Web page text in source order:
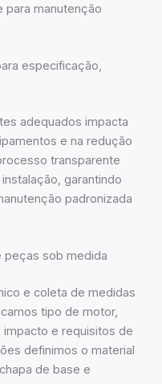
para manutenção
especificação,
adequados impacta
e na redução
transparente
garantindo
padronizada
peças sob medida
e coleta de medidas
tipo de motor,
impacto e requisitos de
definimos o material
de base e